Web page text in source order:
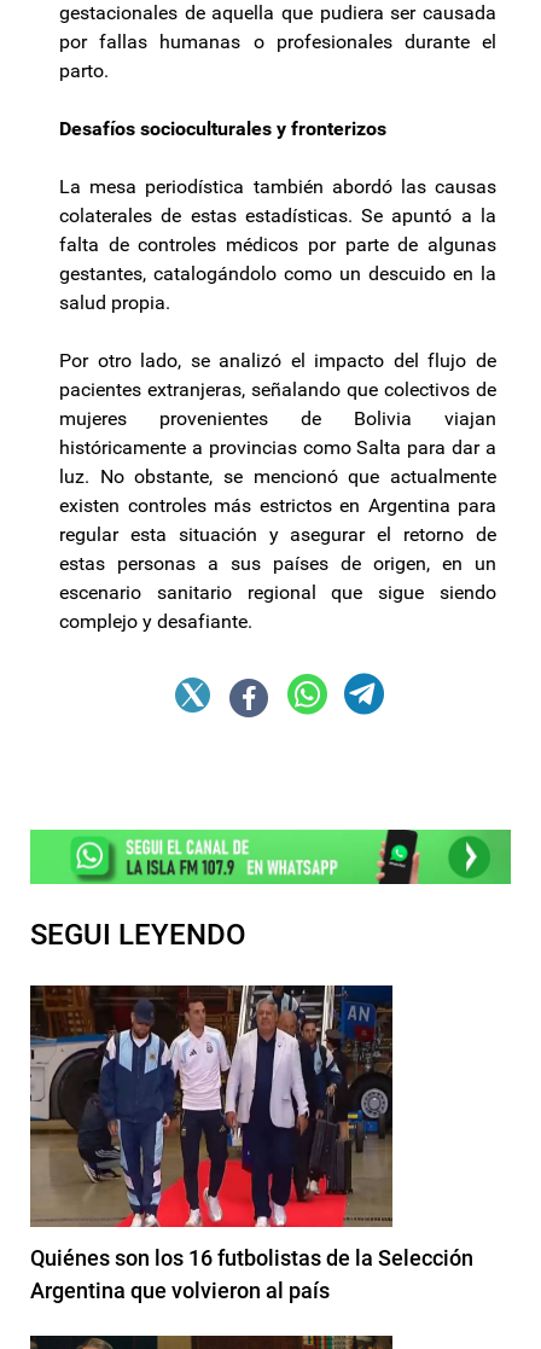
gestacionales de aquella que pudiera ser causada
por fallas humanas o profesionales durante el
parto.
Desafíos socioculturales y fronterizos
La mesa periodística también abordó las causas
colaterales de estas estadísticas. Se apuntó a la
falta de controles médicos por parte de algunas
gestantes, catalogándolo como un descuido en la
salud propia.
Por otro lado, se analizó el impacto del flujo de
pacientes extranjeras, señalando que colectivos de
mujeres provenientes de Bolivia viajan
históricamente a provincias como Salta para dar a
luz. No obstante, se mencionó que actualmente
existen controles más estrictos en Argentina para
regular esta situación y asegurar el retorno de
estas personas a sus países de origen, en un
escenario sanitario regional que sigue siendo
complejo y desafiante.
SEGUI LEYENDO
Quiénes son los 16 futbolistas de la Selección
Argentina que volvieron al país